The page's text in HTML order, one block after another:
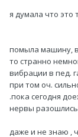
я думала что это
помыла машину,
то странно
вибрации в пед.
при том оч.
.пока сегодня
нервы
даже и не знаю ,